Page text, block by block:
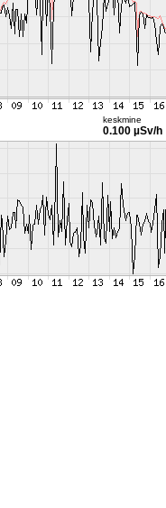
keskmine
0.100 µSv/h